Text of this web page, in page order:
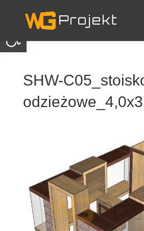
Otwórz pasek narzędzi
content
SHW-